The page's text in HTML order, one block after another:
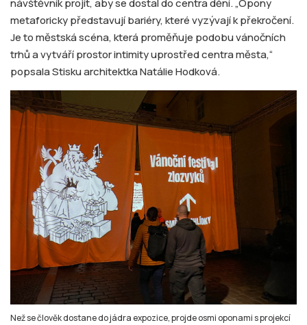
metaforicky představují bariéry, které vyzývají k překročení.
Je to městská scéna, která proměňuje podobu vánočních
trhů a vytváří prostor intimity uprostřed centra města,“
popsala Stisku architektka Natálie Hodková.
Než se člověk dostane do jádra expozice, projde osmi oponami s projekcí